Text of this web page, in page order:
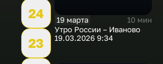
24
23
19 марта
10 мин
Утро России – Иваново
19.03.2026 9:34